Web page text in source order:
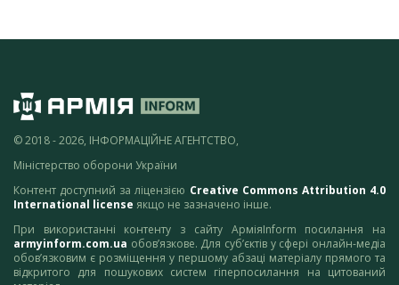
© 2018 - 2026, ІНФОРМАЦІЙНЕ АГЕНТСТВО,
Міністерство оборони України
Контент доступний за ліцензією Creative Commons Attribution 4.0
International license якщо не зазначено інше.
При використанні контенту з сайту АрміяInform посилання на
armyinform.com.ua обов’язкове. Для суб’єктів у сфері онлайн-медіа
обов’язковим є розміщення у першому абзаці матеріалу прямого та
відкритого для пошукових систем гіперпосилання на цитований